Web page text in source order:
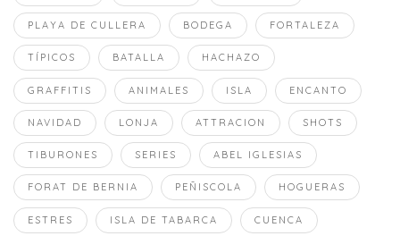
PLAYA DE CULLERA BODEGA FORTALEZA
TÍPICOS BATALLA HACHAZO
GRAFFITIS ANIMALES ISLA ENCANTO
NAVIDAD LONJA ATTRACION SHOTS
TIBURONES SERIES ABEL IGLESIAS
FORAT DE BERNIA PEÑISCOLA HOGUERAS
ESTRES ISLA DE TABARCA CUENCA